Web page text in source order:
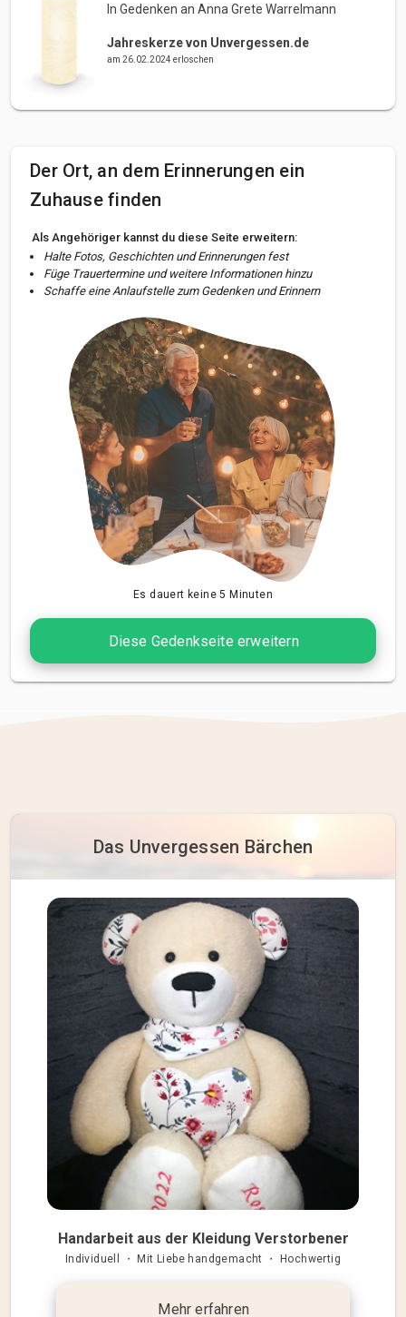
In Gedenken an Anna Grete Warrelmann
Jahreskerze von Unvergessen.de
am 26.02.2024 erloschen
Der Ort, an dem Erinnerungen ein
Zuhause finden
Als Angehöriger kannst du diese Seite erweitern:
Halte Fotos, Geschichten und Erinnerungen fest
Füge Trauertermine und weitere Informationen hinzu
Schaffe eine Anlaufstelle zum Gedenken und Erinnern
Es dauert keine 5 Minuten
Diese Gedenkseite erweitern
Das Unvergessen Bärchen
Handarbeit aus der Kleidung Verstorbener
Individuell ・ Mit Liebe handgemacht ・ Hochwertig
Mehr erfahren